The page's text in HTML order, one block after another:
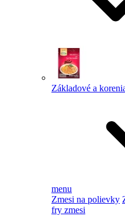
Základové a
menu
Zmesi na polievky
fry zmesi